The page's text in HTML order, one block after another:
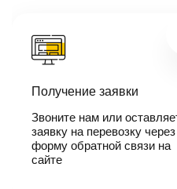
менеджер-
свяжется с
вами,
согласует
детали
автоперевозки,
Получение заявки
Звоните нам или
заявку на перевозку через
форму обратной связи на
сайте